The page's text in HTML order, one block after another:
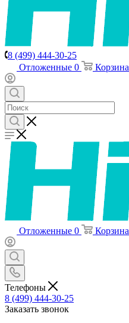
8 (499) 444-30-25
Отложенные 0 Корзина
Отложенные 0 Корзина
Телефоны
8 (499) 444-30-25
Заказать звонок